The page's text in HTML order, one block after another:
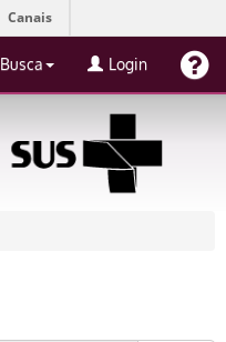
Canais
Busca Login